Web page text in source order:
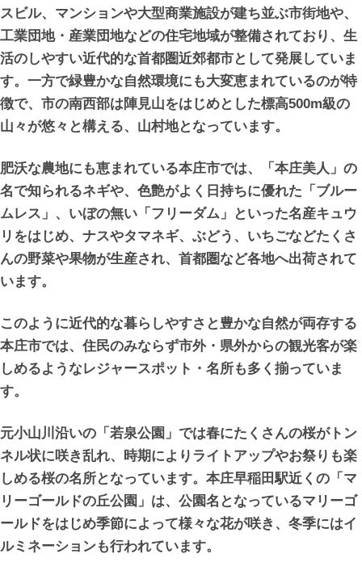
スビル、マンションや大型商業施設が建ち並ぶ市街地や、
工業団地・産業団地などの住宅地域が整備されており、生
活のしやすい近代的な首都圏近郊都市として発展していま
す。一方で緑豊かな自然環境にも大変恵まれているのが特
徴で、市の南西部は陣見山をはじめとした標高500m級の
山々が悠々と構える、山村地となっています。
肥沃な農地にも恵まれている本庄市では、「本庄美人」の
名で知られるネギや、色艶がよく日持ちに優れた「ブルー
ムレス」、いぼの無い「フリーダム」といった名産キュウ
リをはじめ、ナスやタマネギ、ぶどう、いちごなどたくさ
んの野菜や果物が生産され、首都圏など各地へ出荷されて
います。
このように近代的な暮らしやすさと豊かな自然が両存する
本庄市では、住民のみならず市外・県外からの観光客が楽
しめるようなレジャースポット・名所も多く揃っていま
す。
元小山川沿いの「若泉公園」では春にたくさんの桜がトン
ネル状に咲き乱れ、時期によりライトアップやお祭りも楽
しめる桜の名所となっています。本庄早稲田駅近くの「マ
リーゴールドの丘公園」は、公園名となっているマリーゴ
ールドをはじめ季節によって様々な花が咲き、冬季にはイ
ルミネーションも行われています。